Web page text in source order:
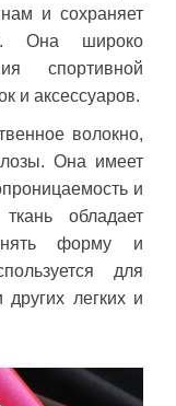
и сохраняет
Она широко
спортивной
и аксессуаров.
волокно,
Она имеет
и
обладает
форму и
для
легких и